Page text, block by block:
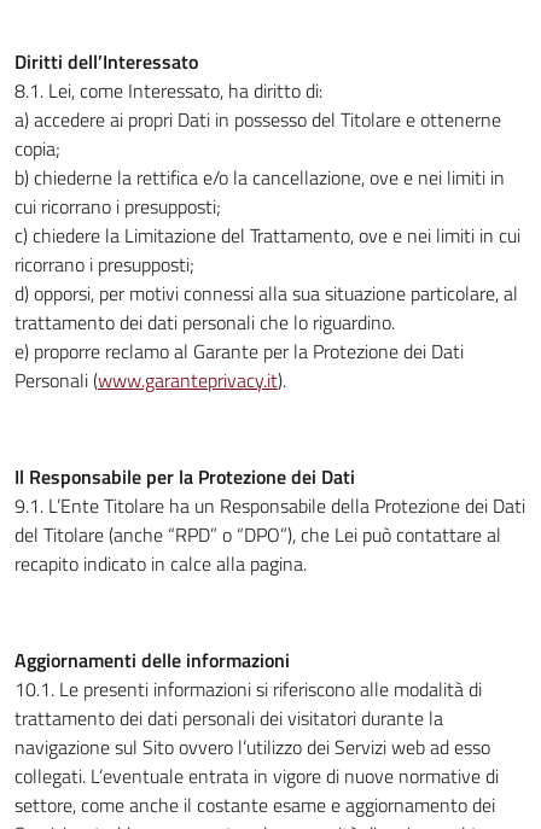
Diritti dell’Interessato
8.1. Lei, come Interessato, ha diritto di:
a) accedere ai propri Dati in possesso del Titolare e ottenerne
copia;
b) chiederne la rettifica e/o la cancellazione, ove e nei limiti in
cui ricorrano i presupposti;
c) chiedere la Limitazione del Trattamento, ove e nei limiti in cui
ricorrano i presupposti;
d) opporsi, per motivi connessi alla sua situazione particolare, al
trattamento dei dati personali che lo riguardino.
e) proporre reclamo al Garante per la Protezione dei Dati
Personali (www.garanteprivacy.it).
Il Responsabile per la Protezione dei Dati
9.1. L’Ente Titolare ha un Responsabile della Protezione dei Dati
del Titolare (anche “RPD” o “DPO”), che Lei può contattare al
recapito indicato in calce alla pagina.
Aggiornamenti delle informazioni
10.1. Le presenti informazioni si riferiscono alle modalità di
trattamento dei dati personali dei visitatori durante la
navigazione sul Sito ovvero l’utilizzo dei Servizi web ad esso
collegati. L’eventuale entrata in vigore di nuove normative di
settore, come anche il costante esame e aggiornamento dei